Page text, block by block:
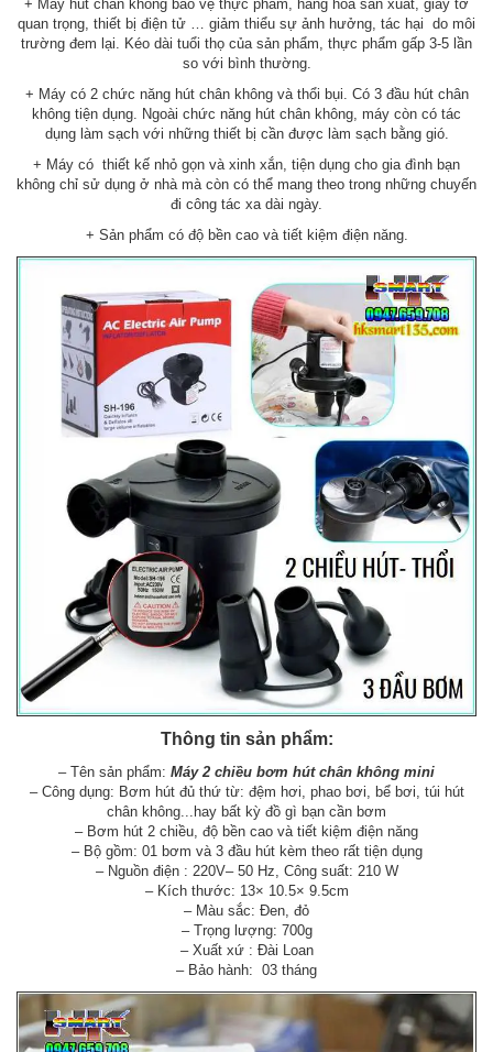
+ Máy hút chân không bảo vệ thực phẩm, hàng hóa sản xuất, giấy tờ
quan trọng, thiết bị điện tử … giảm thiểu sự ảnh hưởng, tác hại do môi
trường đem lại. Kéo dài tuổi thọ của sản phẩm, thực phẩm gấp 3-5 lần
so với bình thường.
+ Máy có 2 chức năng hút chân không và thổi bụi. Có 3 đầu hút chân
không tiện dụng. Ngoài chức năng hút chân không, máy còn có tác
dụng làm sạch với những thiết bị cần được làm sạch bằng gió.
+ Máy có thiết kế nhỏ gọn và xinh xắn, tiện dụng cho gia đình bạn
không chỉ sử dụng ở nhà mà còn có thể mang theo trong những chuyến
đi công tác xa dài ngày.
+ Sản phẩm có độ bền cao và tiết kiệm điện năng.
Thông tin sản phẩm:
– Tên sản phẩm: Máy 2 chiều bơm hút chân không mini
– Công dụng: Bơm hút đủ thứ từ: đệm hơi, phao bơi, bể bơi, túi hút
chân không...hay bất kỳ đồ gì bạn cần bơm
– Bơm hút 2 chiều, độ bền cao và tiết kiệm điện năng
– Bộ gồm: 01 bơm và 3 đầu hút kèm theo rất tiện dụng
– Nguồn điện : 220V– 50 Hz, Công suất: 210 W
– Kích thước: 13× 10.5× 9.5cm
– Màu sắc: Đen, đỏ
– Trọng lượng: 700g
– Xuất xứ : Đài Loan
– Bảo hành: 03 tháng